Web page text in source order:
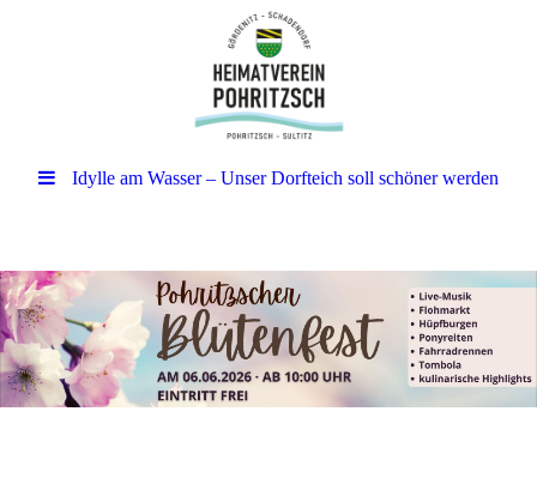
Idylle am Wasser – Unser Dorfteich soll schöner werden